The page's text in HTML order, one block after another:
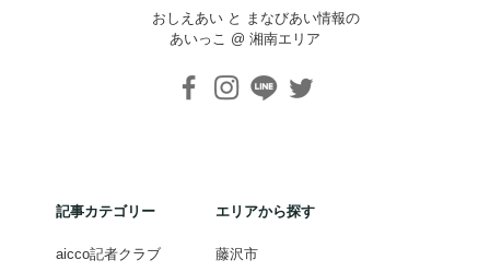
おしえあい と まなびあい情報の
あいっこ @ 湘南エリア
記事カテゴリー
aicco記者クラブ
エリアから探す
藤沢市